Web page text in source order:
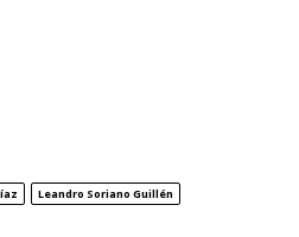
Leandro Soriano Guillén